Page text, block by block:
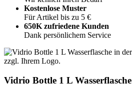
Kostenlose Muster
Für Artikel bis zu 5 €
650K zufriedene Kunden
Dank persönlichem Service
Vidrio Bottle 1 L Wasserflasche